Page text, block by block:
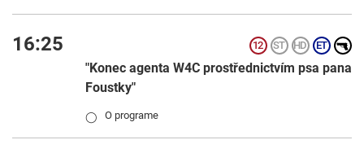
16:25
"Konec agenta W4C prostřednictvím psa pana
Foustky"
◯ O programe